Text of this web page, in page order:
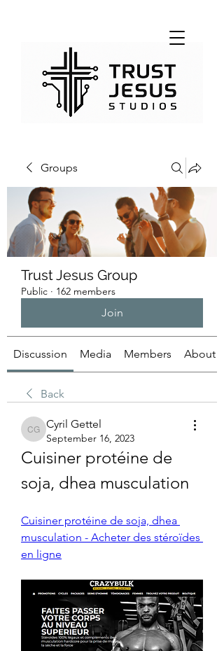
Groups
Trust Jesus Group
Public · 162 members
Join
Discussion Media Members About
Back
Cyril Gettel
Cyril Gettel
September 16, 2023
Cuisiner protéine de
soja, dhea musculation
Cuisiner protéine de soja, dhea
musculation - Acheter des stéroïdes
en ligne